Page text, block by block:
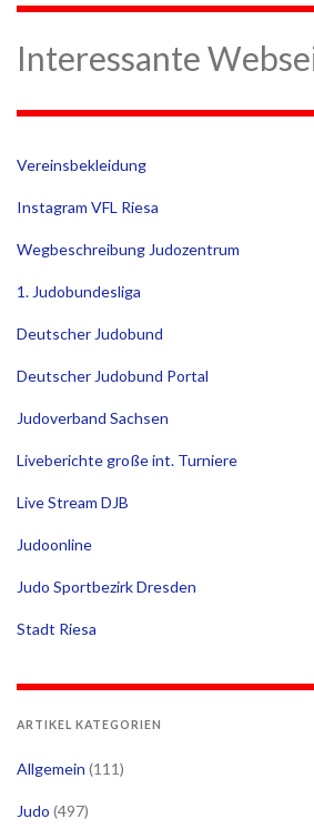
Interessante
Vereinsbekleidung
Instagram VFL Riesa
Wegbeschreibung Judozentrum
1. Judobundesliga
Deutscher Judobund
Deutscher Judobund Portal
Judoverband Sachsen
Liveberichte große int. Turniere
Live Stream DJB
Judoonline
Judo Sportbezirk Dresden
Stadt Riesa
ARTIKEL KATEGORIEN
Allgemein (111)
Judo (497)